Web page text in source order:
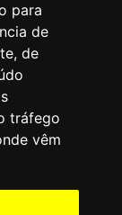
para
de
de
tráfego
vêm